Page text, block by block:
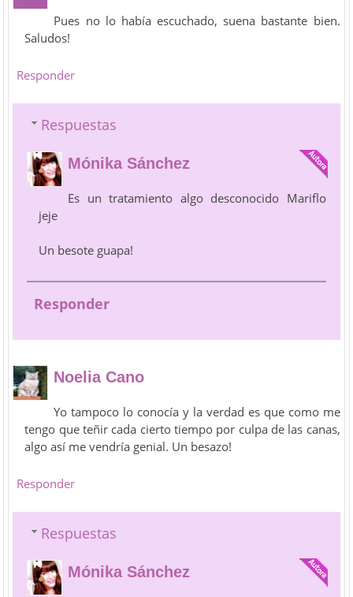
Pues no lo había escuchado, suena bastante bien.
Saludos!
Responder
Respuestas
Mónika Sánchez
Es un tratamiento algo desconocido Mariflo
jeje
Un besote guapa!
Responder
Noelia Cano
Yo tampoco lo conocía y la verdad es que como me
tengo que teñir cada cierto tiempo por culpa de las canas,
algo así me vendría genial. Un besazo!
Responder
Respuestas
Mónika Sánchez